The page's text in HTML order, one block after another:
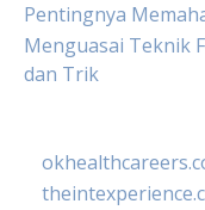
Pentingnya
Menguasai Teknik
dan Trik